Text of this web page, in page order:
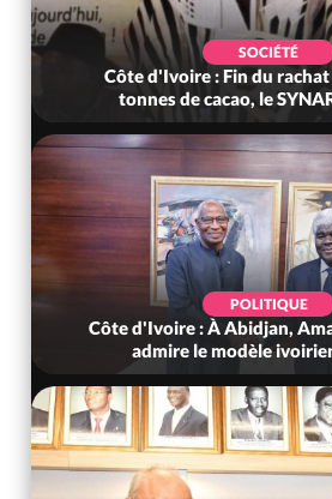
SOCIÉTÉ
Côte d'Ivoire : Fin du
tonnes de cacao, le
POLITIQUE
Côte d'Ivoire : À Abidjan,
admire le modèle